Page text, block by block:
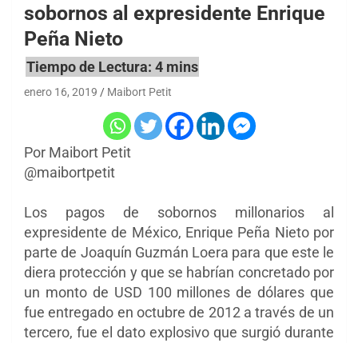
sobornos al expresidente Enrique
Peña Nieto
enero 16, 2019 Maibort Petit
Por Maibort Petit
@maibortpetit
Los pagos de sobornos millonarios al
expresidente de México, Enrique Peña Nieto por
parte de Joaquín Guzmán Loera para que este le
diera protección y que se habrían concretado por
un monto de USD 100 millones de dólares que
fue entregado en octubre de 2012 a través de un
tercero, fue el dato explosivo que surgió durante